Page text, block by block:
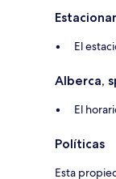
El
Alberca,
El
Políticas
Esta